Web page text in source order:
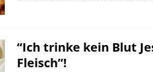
“Ich trinke kein Blut
Fleisch”!